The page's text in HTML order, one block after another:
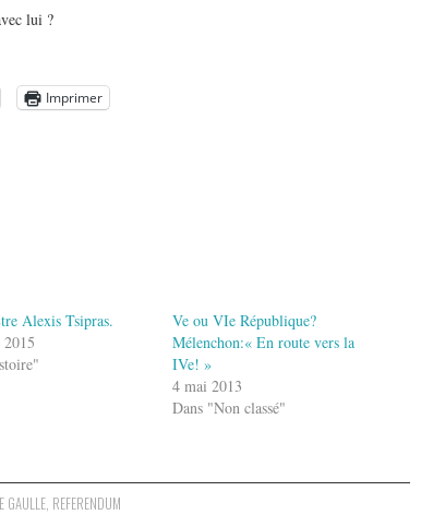
lui ?
Imprimer
Alexis Tsipras.
Ve ou VIe République?
Mélenchon:« En route vers la
IVe! »
4 mai 2013
Dans "Non classé"
GAULLE REFERENDUM